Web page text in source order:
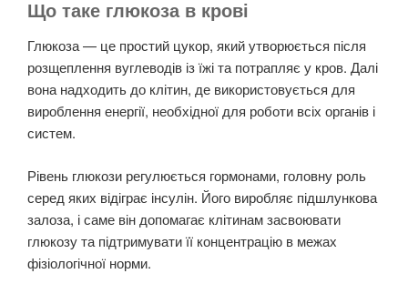
Що таке глюкоза в крові
Глюкоза — це простий цукор, який утворюється після
розщеплення вуглеводів із їжі та потрапляє у кров. Далі
вона надходить до клітин, де використовується для
вироблення енергії, необхідної для роботи всіх органів і
систем.
Рівень глюкози регулюється гормонами, головну роль
серед яких відіграє інсулін. Його виробляє підшлункова
залоза, і саме він допомагає клітинам засвоювати
глюкозу та підтримувати її концентрацію в межах
фізіологічної норми.